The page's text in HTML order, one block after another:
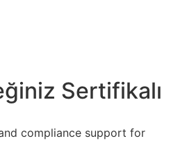
Sertifikalı
compliance support for